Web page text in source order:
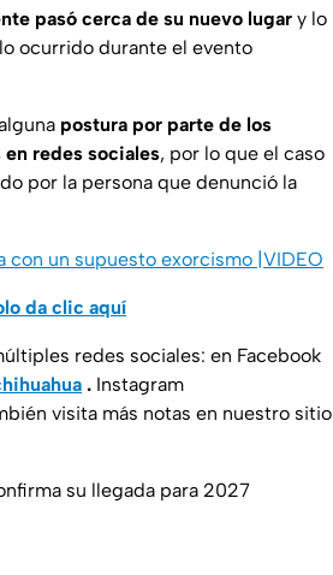
pasó cerca de su nuevo lugar y lo
ocurrido durante el evento
postura por parte de los
redes sociales, por lo que el caso
por la persona que denunció la
un supuesto exorcismo |VIDEO
da clic aquí
redes sociales: en Facebook
. Instagram
visita más notas en nuestro sitio
su llegada para 2027